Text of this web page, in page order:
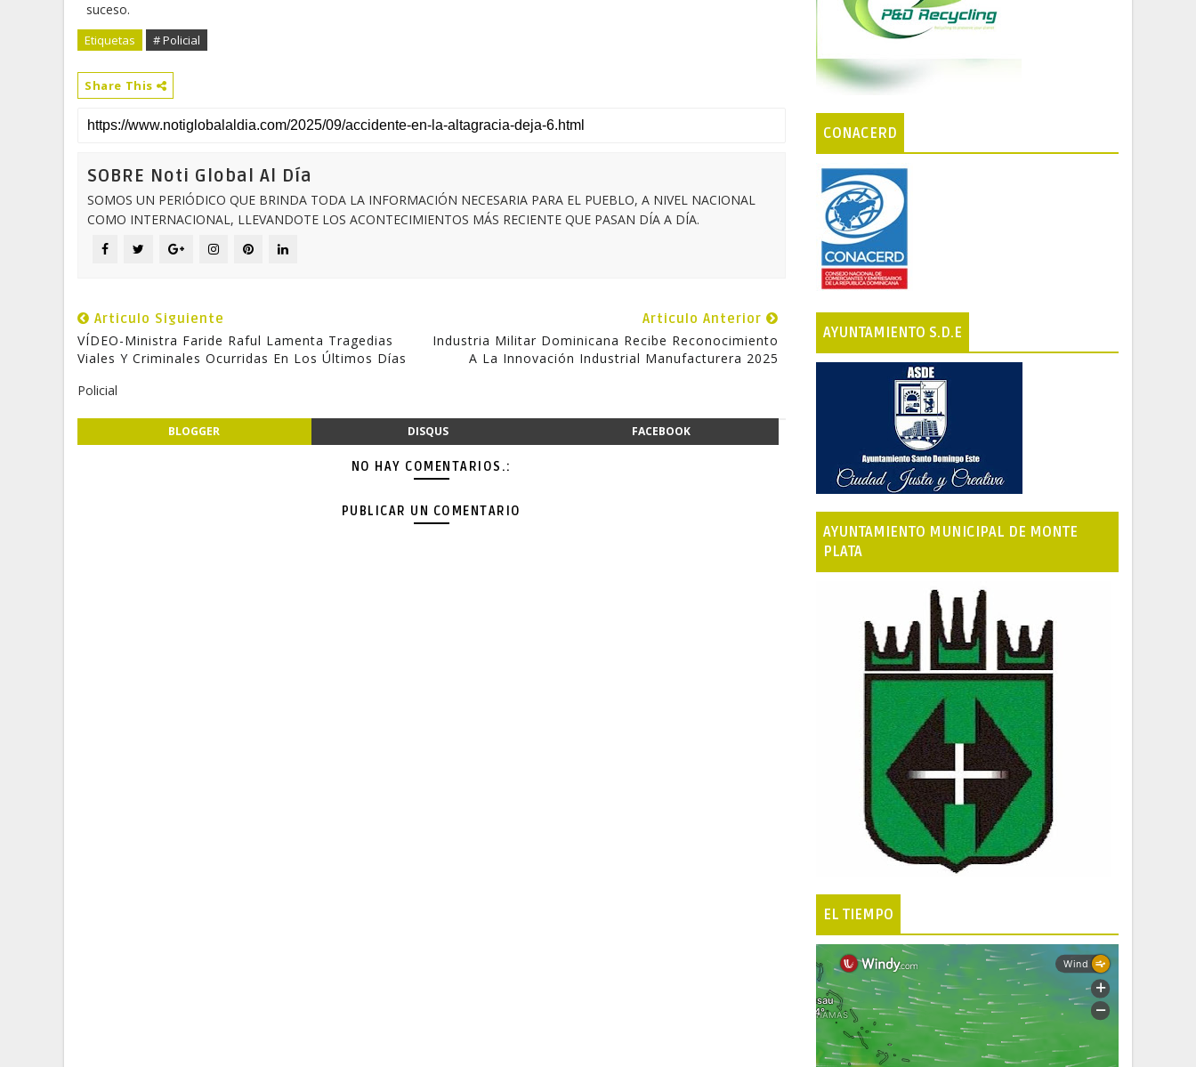
suceso.
Etiquetas # Policial
Share This
SOBRE Noti Global Al Día
SOMOS UN PERIÓDICO QUE BRINDA TODA LA INFORMACIÓN NECESARIA PARA EL PUEBLO, A NIVEL NACIONAL
COMO INTERNACIONAL, LLEVANDOTE LOS ACONTECIMIENTOS MÁS RECIENTE QUE PASAN DÍA A DÍA.
Articulo Siguiente
VÍDEO-Ministra Faride Raful Lamenta Tragedias
Viales Y Criminales Ocurridas En Los Últimos Días
Articulo Anterior
Industria Militar Dominicana Recibe Reconocimiento
A La Innovación Industrial Manufacturera 2025
Policial
BLOGGER DISQUS FACEBOOK
NO HAY COMENTARIOS.:
PUBLICAR UN COMENTARIO
CONACERD
AYUNTAMIENTO S.D.E
AYUNTAMIENTO MUNICIPAL DE MONTE
PLATA
EL TIEMPO